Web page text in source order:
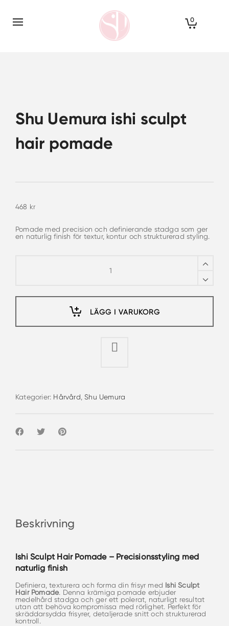
0
Shu Uemura ishi sculpt
hair pomade
468 kr
Pomade med precision och definierande stadga som ger
en naturlig finish för textur, kontur och strukturerad styling.
pomade
LÄGG I VARUKORG
Kategorier: Hårvård,Shu Uemura
Beskrivning
Ishi Sculpt Hair Pomade – Precisionsstyling med
naturlig finish
Definiera, texturera och forma din frisyr med Ishi Sculpt
Hair Pomade. Denna krämiga pomade erbjuder
medelhård stadga och ger ett polerat, naturligt resultat
utan att behöva kompromissa med rörlighet. Perfekt för
skräddarsydda frisyrer, detaljerade snitt och strukturerad
kontroll.